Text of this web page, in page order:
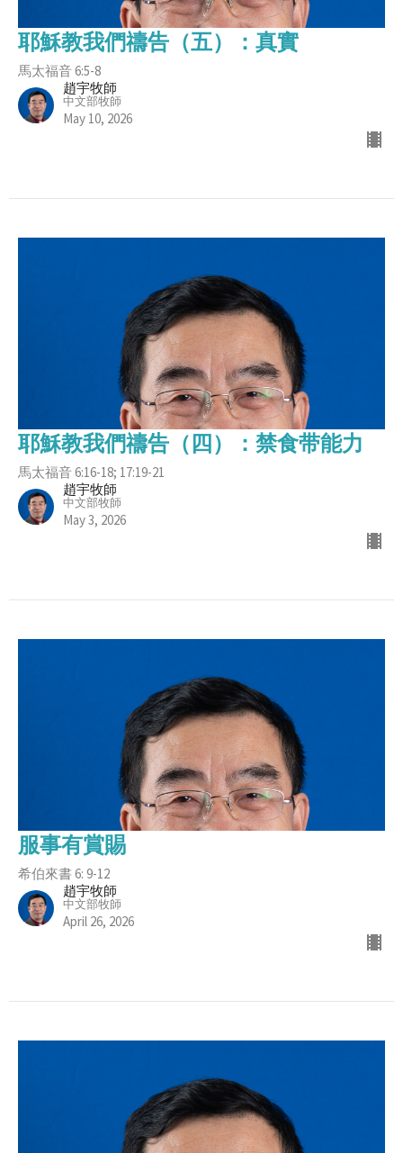
耶穌教我們禱告（五）：真實
馬太福音 6:5-8
趙宇牧師
中文部牧師
May 10, 2026
耶穌教我們禱告（四）：禁食带能力
馬太福音 6:16-18; 17:19-21
趙宇牧師
中文部牧師
May 3, 2026
服事有賞賜
希伯來書 6: 9-12
趙宇牧師
中文部牧師
April 26, 2026